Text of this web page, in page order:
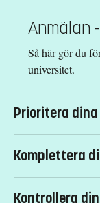
Anmälan
Så här gör du
universitet.
Prioritera
Hur du prioriterar
antagen till - din
dina val. Tänk
överst i
Komplettera
I vissa fall kan du
Kontrollera